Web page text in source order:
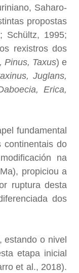
Saharo-
propostas
Schültz, 1995;
rexistros dos
Pinus, Taxus) e
Juglans,
Erica,
fundamental
do
na
propiciou a
ruptura desta
dos
o nivel
etapa inicial
et al., 2018).